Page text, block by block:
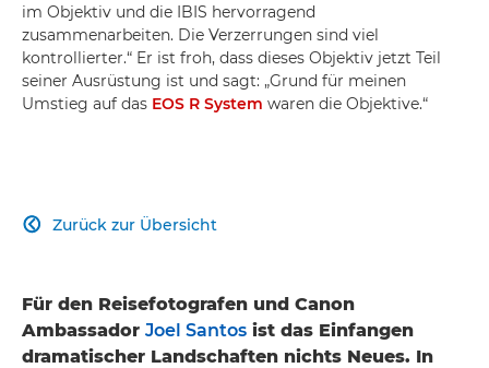
im Objektiv und die IBIS hervorragend
zusammenarbeiten. Die Verzerrungen sind viel
kontrollierter.“ Er ist froh, dass dieses Objektiv jetzt Teil
seiner Ausrüstung ist und sagt: „Grund für meinen
Umstieg auf das EOS R System waren die Objektive.“
Zurück zur Übersicht

Für den Reisefotografen und Canon
Ambassador Joel Santos ist das Einfangen
dramatischer Landschaften nichts Neues. In